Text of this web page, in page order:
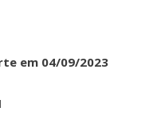
em 04/09/2023